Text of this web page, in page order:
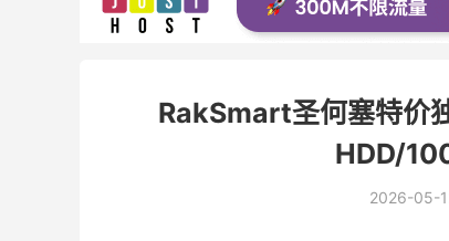
RakSmart圣何塞特价
HDD/
2026-05-